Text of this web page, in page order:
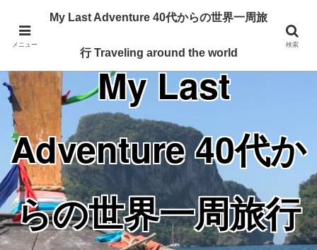
Traveling around the world from my 40's
My Last
Adventure 40代か
らの世界一周旅行
メニュー
My Last Adventure 40代からの世界一周旅
行 Traveling around the world
検索